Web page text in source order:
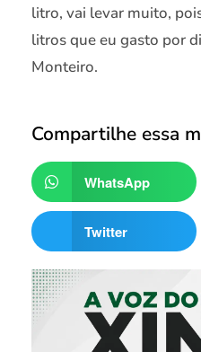
litro, vai levar muito,
litros que eu gasto por
Monteiro.
Compartilhe essa
WhatsApp
Twitter